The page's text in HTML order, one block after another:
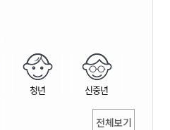
청년 신중년
전체보기